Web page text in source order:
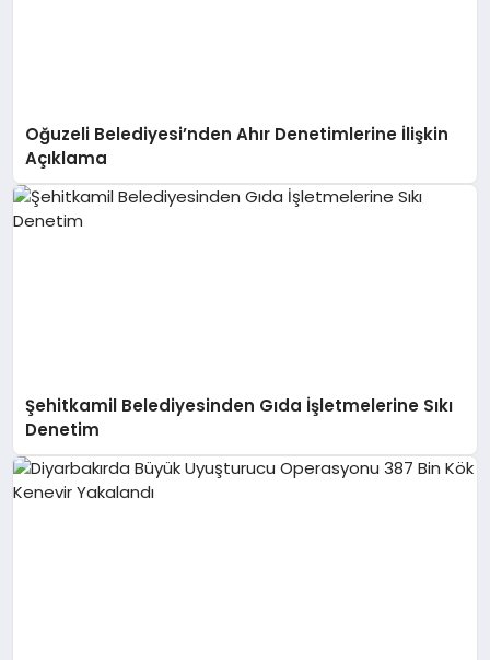
Oğuzeli Belediyesi’nden Ahır Denetimlerine İlişkin
Açıklama
Şehitkamil Belediyesinden Gıda İşletmelerine Sıkı
Denetim